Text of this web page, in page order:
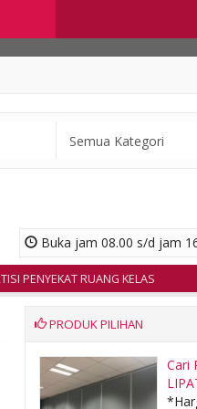
Buka jam 08.00 s/d jam
PENYEKAT RUANG KELAS
PRODUK PILIHAN
Cari